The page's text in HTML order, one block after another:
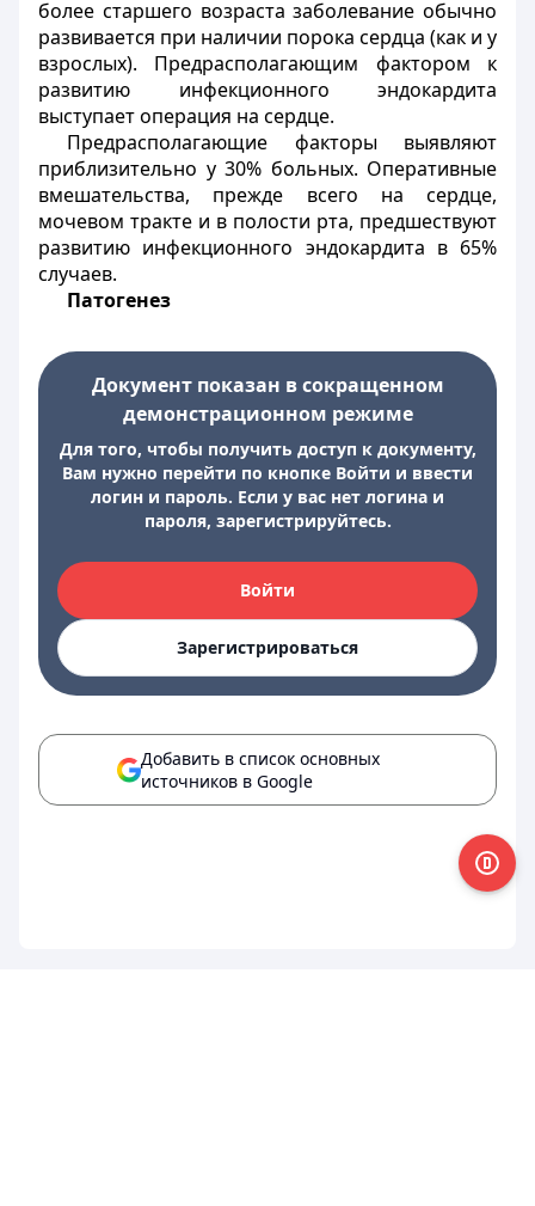
более старшего возраста заболевание обычно
развивается при наличии порока сердца (как и у
взрослых). Предрасполагающим фактором к
развитию инфекционного эндокардита
выступает операция на сердце.
Предрасполагающие факторы выявляют
приблизительно у 30% больных. Оперативные
вмешательства, прежде всего на сердце,
мочевом тракте и в полости рта, предшествуют
развитию инфекционного эндокардита в 65%
случаев.
Патогенез
Документ показан в сокращенном
демонстрационном режиме
Для того, чтобы получить доступ к документу,
Вам нужно перейти по кнопке Войти и ввести
логин и пароль. Если у вас нет логина и
пароля, зарегистрируйтесь.
Войти
Зарегистрироваться
Добавить в список основных
источников в Google